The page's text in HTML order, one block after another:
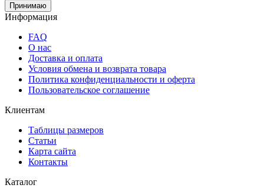
Принимаю
Информация
FAQ
О нас
Доставка и оплата
Условия обмена и возврата товара
Политика конфиденциальности и оферта
Пользовательское соглашение
Клиентам
Таблицы размеров
Статьи
Карта сайта
Контакты
Каталог